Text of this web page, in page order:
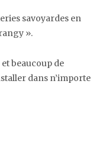
savoyardes en
».
beaucoup de
dans n’importe